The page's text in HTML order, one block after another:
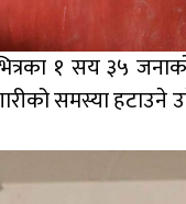
१ सय ३५
समस्या